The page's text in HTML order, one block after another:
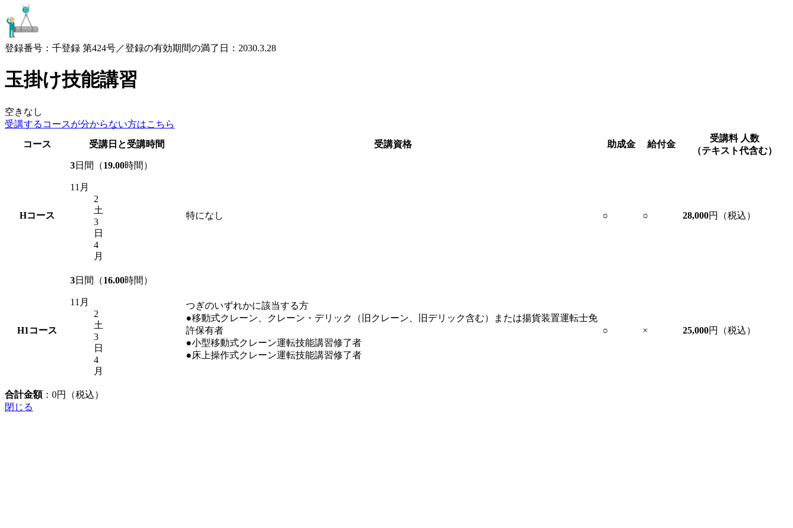
登録番号：千登録 第424号／登録の有効期間の満了日：2030.3.28
玉掛け技能講習
空きなし
受講するコースが分からない方はこちら
コース
受講日と受講時間 受講資格 助成金 給付金
受講料 人数
（テキスト代含む）
Hコース
3日間（19.00時間）
11月
2
土
3
日
4
月
特になし ○ ○ 28,000円（税込）
H1 コース
3日間（16.00時間）
11月
2
土
3
日
4
月
つぎのいずれかに該当する方
●移動式クレーン、クレーン・デリック（旧クレーン、旧デリック含む）または揚貨装置運転士免
許保有者
●小型移動式クレーン運転技能講習修了者
●床上操作式クレーン運転技能講習修了者
○ × 25,000円（税込）
合計金額： 0円（税込）
閉じる